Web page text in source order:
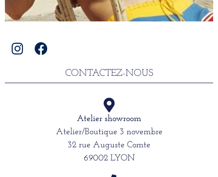
CONTACTEZ-NOUS
Atelier showroom
Atelier/Boutique 3 novembre
32 rue Auguste Comte
69002 LYON